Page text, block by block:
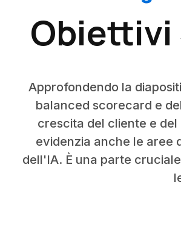
Obiettivi
Approfondendo la
balanced scorecard e
crescita del cliente e
evidenzia anche le aree
dell'IA. È una parte